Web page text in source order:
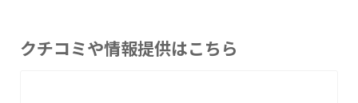
クチコミや情報提供はこちら